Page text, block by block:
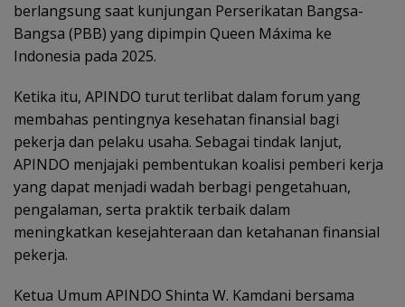
berlangsung saat kunjungan Perserikatan Bangsa-
Bangsa (PBB) yang dipimpin Queen Máxima ke
Indonesia pada 2025.
Ketika itu, APINDO turut terlibat dalam forum yang
membahas pentingnya kesehatan finansial bagi
pekerja dan pelaku usaha. Sebagai tindak lanjut,
APINDO menjajaki pembentukan koalisi pemberi kerja
yang dapat menjadi wadah berbagi pengetahuan,
pengalaman, serta praktik terbaik dalam
meningkatkan kesejahteraan dan ketahanan finansial
pekerja.
Ketua Umum APINDO Shinta W. Kamdani bersama